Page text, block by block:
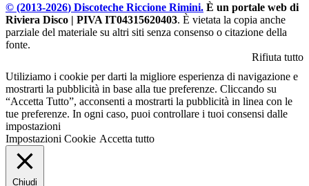
© (2013-2026) Discoteche Riccione Rimini. È un portale web di
Riviera Disco | PIVA IT04315620403. È vietata la copia anche
parziale del materiale su altri siti senza consenso o citazione della
fonte.
Rifiuta tutto
Utiliziamo i cookie per darti la migliore esperienza di navigazione e
mostrarti la pubblicità in base alla tue preferenze. Cliccando su
“Accetta Tutto”, acconsenti a mostrarti la pubblicità in linea con le
tue preferenze. In ogni caso, puoi controllare i tuoi consensi dalle
impostazioni
Impostazioni Cookie Accetta tutto
Chiudi